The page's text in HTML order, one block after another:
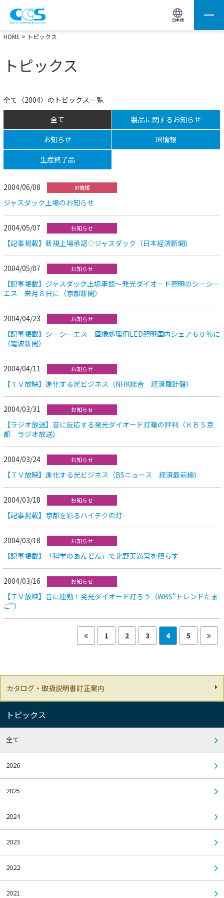
日本語
画像処理用の製品検索 サイト内検索(Enterで実行)
HOME > トピックス
トピックス
全て（2004）のトピックス一覧
全て
製品に関するお知らせ
お知らせ
IR情報
生産終了品
2004/06/08 IR情報
ジャスダック上場のお知らせ
2004/05/07 お知らせ
【記事掲載】新規上場承認◇ジャスダック（日本経済新聞）
2004/05/07 お知らせ
【記事掲載】ジャスダック上場承認～発光ダイオード照明のシーシー
エス 来月８日に（京都新聞）
2004/04/23 お知らせ
【記事掲載】シーシーエス 画像処理用LED照明国内シェア６０％に
（電波新聞）
2004/04/11 お知らせ
【ＴＶ放映】進化する光ビジネス（NHK総合 経済羅針盤）
2004/03/31 お知らせ
【ラジオ放送】音に反応する発光ダイオード灯篭の評判（ＫＢＳ京
都 ラジオ放送）
2004/03/24 お知らせ
【ＴＶ放映】進化する光ビジネス（BSニュース 経済最前線）
2004/03/18 お知らせ
【記事掲載】京都を彩るハイテクの灯
2004/03/18 お知らせ
【記事掲載】「科学のあんどん」で北野天満宮を照らす
2004/03/16 お知らせ
【ＴＶ放映】音に連動！発光ダイオード灯ろう（WBS”トレンドたま
ご”）
1 2 3 4 5
カタログ・取扱説明書訂正案内
トピックス
全て
2026
2025
2024
2023
2022
2021